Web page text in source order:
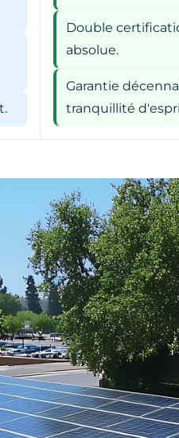
Double
absolue.
Garantie
tranquillité